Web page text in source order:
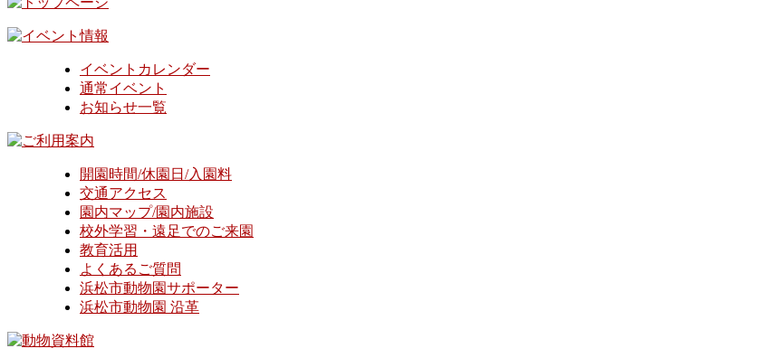
イベントカレンダー
通常イベント
お知らせ一覧
開園時間/休園日/入園料
交通アクセス
園内マップ/園内施設
校外学習・遠足でのご来園
教育活用
よくあるご質問
浜松市動物園サポーター
浜松市動物園 沿革